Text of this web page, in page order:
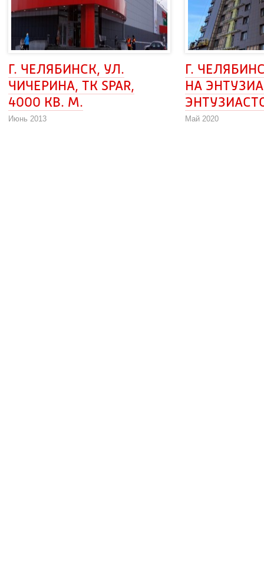
Г. ЧЕЛЯБИНСК, УЛ.
ЧИЧЕРИНА, ТК SPAR,
4000 КВ. М.
Июнь 2013
Г.
НА
Май 2020